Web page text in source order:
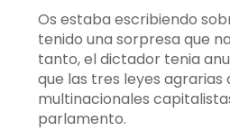
Os estaba escribiendo
tenido una sorpresa que
tanto, el dictador tenia
que las tres leyes
multinacionales
parlamento.